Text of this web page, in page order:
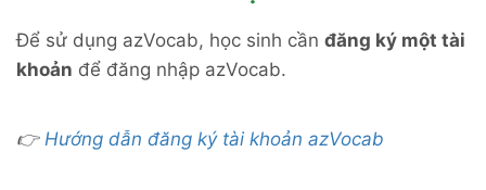
Để sử dụng azVocab, học sinh cần đăng ký một tài
khoản để đăng nhập azVocab.
👉 Hướng dẫn đăng ký tài khoản azVocab